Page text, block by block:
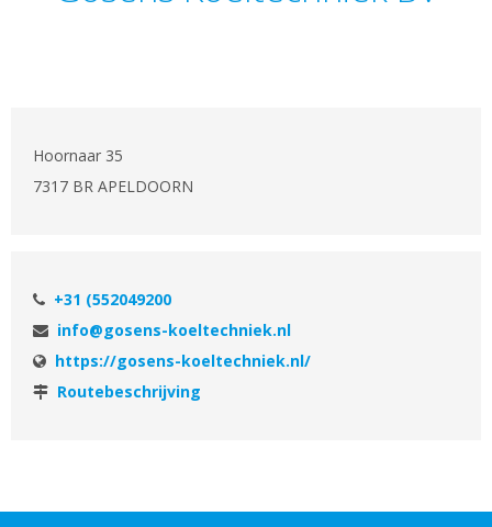
Hoornaar 35
7317 BR APELDOORN
+31 (552049200
info@gosens-koeltechniek.nl
https://gosens-koeltechniek.nl/
Routebeschrijving